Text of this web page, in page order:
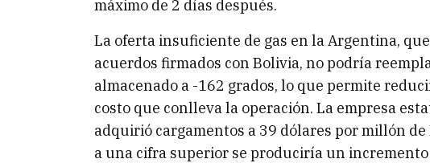
máximo de 2 días después.
La oferta insuficiente de gas en la Argentina,
acuerdos firmados con Bolivia, no podría
almacenado a -162 grados, lo que permite
costo que conlleva la operación. La empresa
adquirió cargamentos a 39 dólares por millón
a una cifra superior se produciría un